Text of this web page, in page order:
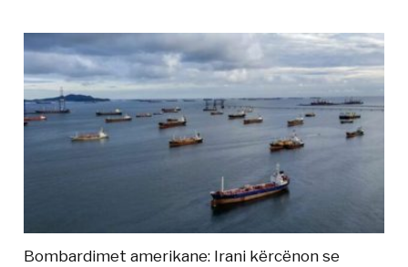
Bombardimet amerikane: Irani kërcënon se